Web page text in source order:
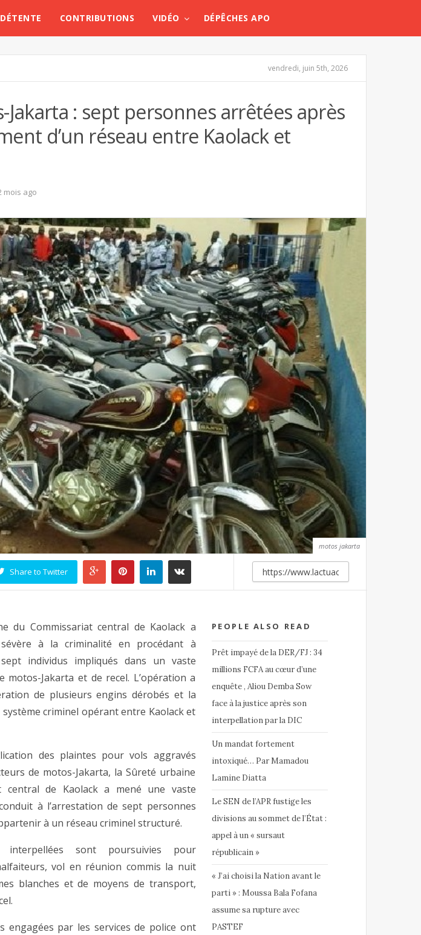
DÉTENTE CONTRIBUTIONS VIDÉO DÉPÊCHES APO
vendredi, juin 5th, 2026
Jakarta : sept personnes arrêtées après
d’un réseau entre Kaolack et
mois ago
motos jakarta
Share to Twitter
PEOPLE ALSO READ
Prêt impayé de la DER/FJ : 34
millions FCFA au cœur d’une
enquête , Aliou Demba Sow
face à la justice après son
interpellation par la DIC
Un mandat fortement
intoxiqué… Par Mamadou
Lamine Diatta
Le SEN de l’APR fustige les
divisions au sommet de l’État :
appel à un « sursaut
républicain »
« J’ai choisi la Nation avant le
parti » : Moussa Bala Fofana
assume sa rupture avec
PASTEF
du Commissariat central de Kaolack a
à la criminalité en procédant à
individus impliqués dans un vaste
motos-Jakarta et de recel. L’opération a
de plusieurs engins dérobés et la
système criminel opérant entre Kaolack et
des plaintes pour vols aggravés
de motos-Jakarta, la Sûreté urbaine
central de Kaolack a mené une vaste
à l’arrestation de sept personnes
à un réseau criminel structuré.
interpellées sont poursuivies pour
vol en réunion commis la nuit
blanches et de moyens de transport,
engagées par les services de police ont